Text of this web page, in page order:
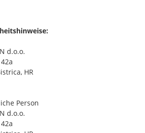
d.o.o.
HR
Person
d.o.o.